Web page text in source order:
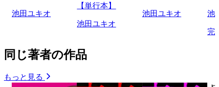
池田ユキオ
【単行本】
池田ユキオ
池田ユキオ 池
完
同じ著者の作品
もっと見る